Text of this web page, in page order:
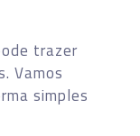
trazer
Vamos
simples